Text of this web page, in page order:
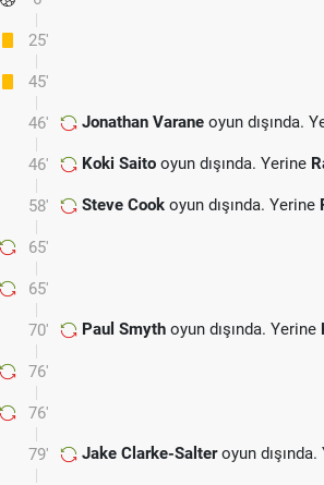
25'
45'
46' Jonathan Varane oyun dışında.
46' Koki Saito oyun dışında. Yerine
58' Steve Cook oyun dışında. Yerine
65'
65'
70' Paul Smyth oyun dışında. Yerine
76'
76'
79' Jake Clarke-Salteroyun dışında.